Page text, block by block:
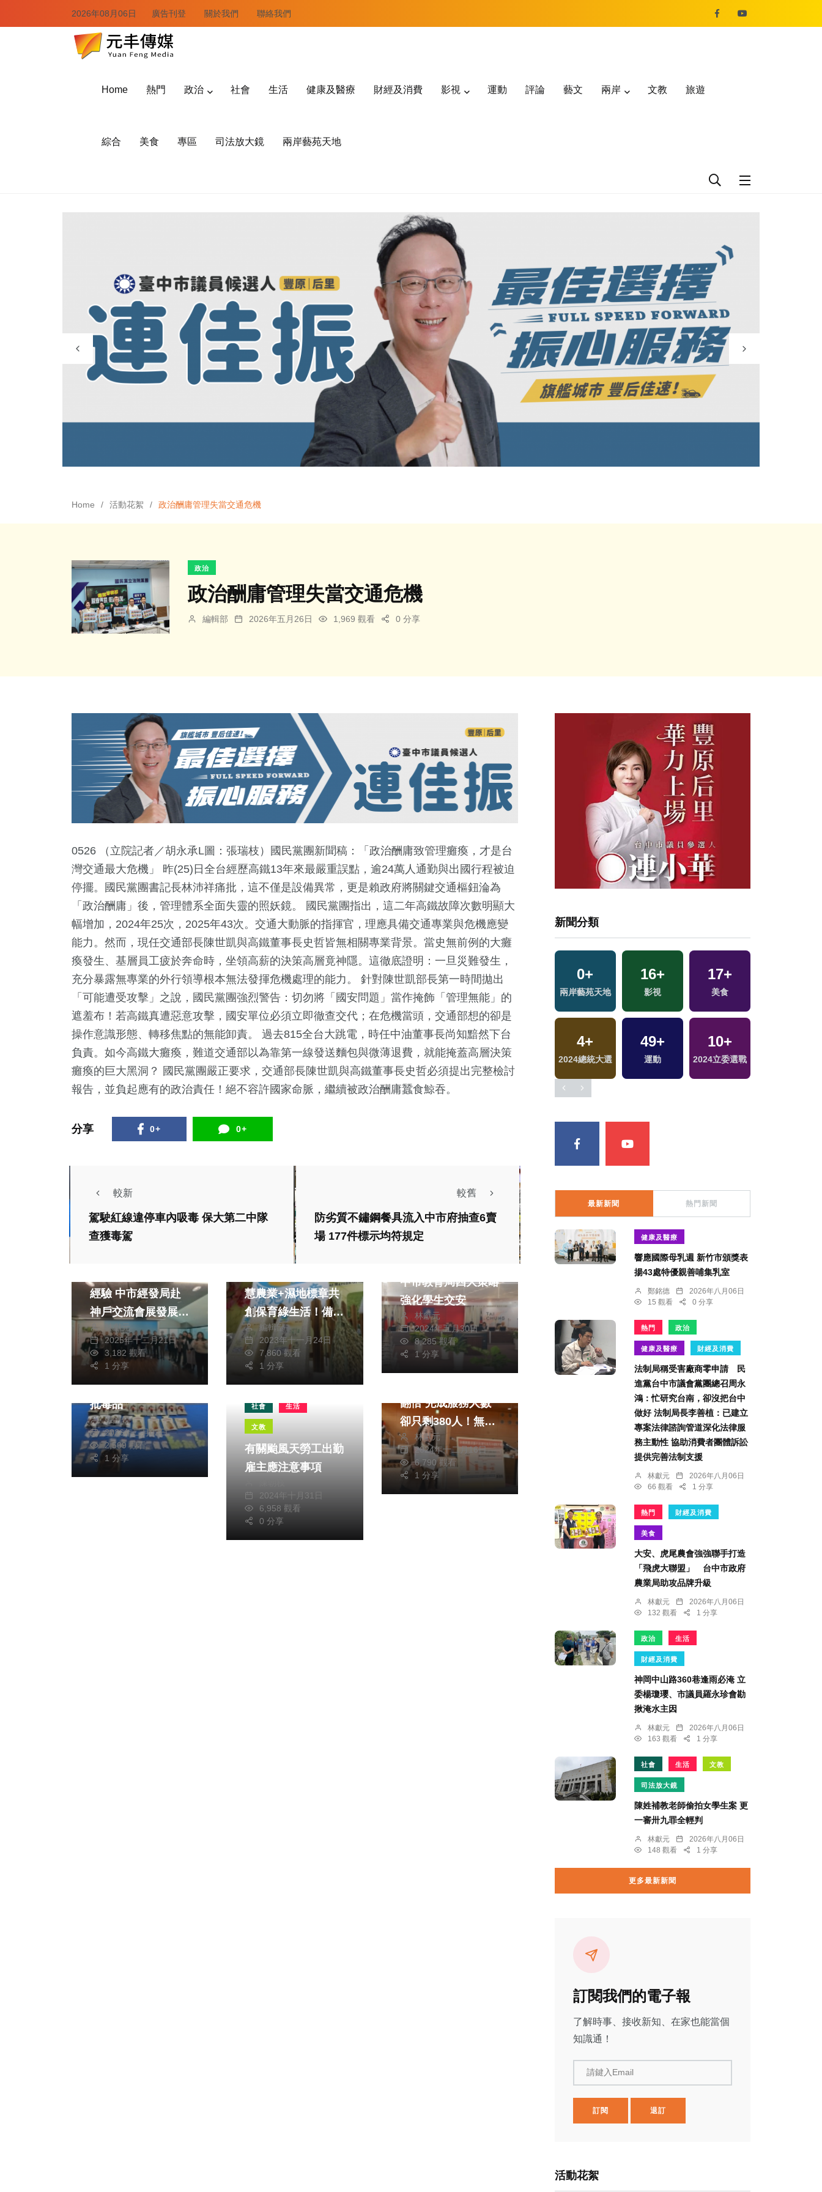
2026年08月06日 廣告刊登 關於我們 聯絡我們
Home 熱門 政治 社會 生活 健康及醫療 財經及消費 影視 運動 評論 藝文 兩岸 文教 旅遊
綜合 美食 專區 司法放大鏡 兩岸藝苑天地
Home 活動花絮 政治酬庸管理失當交通危機
政治
政治酬庸管理失當交通危機
編輯部 2026年五月26日 1,969 觀看 0 分享
0526 （立院記者／胡永承L圖：張瑞枝）國民黨團新聞稿：「政治酬庸致管理癱瘓，才是台
灣交通最大危機」 昨(25)日全台經歷高鐵13年來最嚴重誤點，逾24萬人通勤與出國行程被迫
停擺。國民黨團書記長林沛祥痛批，這不僅是設備異常，更是賴政府將關鍵交通樞鈕淪為
「政治酬庸」後，管理體系全面失靈的照妖鏡。 國民黨團指出，這二年高鐵故障次數明顯大
幅增加，2024年25次，2025年43次。交通大動脈的指揮官，理應具備交通專業與危機應變
能力。然而，現任交通部長陳世凱與高鐵董事長史哲皆無相關專業背景。當史無前例的大癱
瘓發生、基層員工疲於奔命時，坐領高薪的決策高層竟神隱。這徹底證明：一旦災難發生，
充分暴露無專業的外行領導根本無法發揮危機處理的能力。 針對陳世凱部長第一時間拋出
「可能遭受攻擊」之說，國民黨團強烈警告：切勿將「國安問題」當作掩飾「管理無能」的
遮羞布！若高鐵真遭惡意攻擊，國安單位必須立即徹查交代；在危機當頭，交通部想的卻是
操作意識形態、轉移焦點的無能卸責。 過去815全台大跳電，時任中油董事長尚知黯然下台
負責。如今高鐵大癱瘓，難道交通部以為靠第一線發送麵包與微薄退費，就能掩蓋高層決策
癱瘓的巨大黑洞？ 國民黨團嚴正要求，交通部長陳世凱與高鐵董事長史哲必須提出完整檢討
報告，並負起應有的政治責任！絕不容許國家命脈，繼續被政治酬庸蠶食鯨吞。
分享 0+ 0+
較新
駕駛紅線違停車內吸毒 保大第二中隊
查獲毒駕
較舊
防劣質不鏽鋼餐具流入中市府抽查6賣
場 177件標示均符規定
經驗 中市經發局赴
神戶交流會展發展模
式
林獻元
2025年十二月21日
3,182 觀看
1 分享
財經及消費
慧農業+濕地標章共
創保育綠生活！備受
各界好評
編輯部
2023年十一月24日
7,860 觀看
1 分享
中市教育局四大策略
強化學生交安
林獻元
2024年五月30日
8,285 觀看
1 分享
社會
男駕車未繫安全帶被
攔 保大幹員查獲大
批毒品
張皓傑
2026年二月02日
2,509 觀看
1 分享
社會 生活
文教
有關颱風天勞工出勤
雇主應注意事項
2024年十月31日
6,958 觀看
0 分享
政治 生活
翻倍 完成服務人數
卻只剩380人！無黨
臺中市議員議員吳佩
芸直批錢不知道花去
哪 中市社會局：擴
大補助弱勢產婦使用
林獻元
2024年十二月16日
6,790 觀看
1 分享
新聞分類
165+ 3+
海峽論壇專區
4+
評論
119+
財經及消費
83+
熱門
+
2023金鐘獎
2+
綜藝
329+
社會
5+
司法放大鏡
2+
演唱會
168+
健康及醫療
482
0+
兩岸藝苑天地
16+
影視
17+
美食
4+
2024總統大選
49+
運動
10+
2024立委選戰
最新新聞 熱門新聞
健康及醫療
響應國際母乳週 新竹市頒獎表
揚43處特優親善哺集乳室
鄭銘德
2026年八月06日
15 觀看
0 分享
熱門 政治
健康及醫療 財經及消費
法制局稱受害廠商零申請 民
進黨台中市議會黨團總召周永
鴻：忙研究台南，卻沒把台中
做好 法制局長李善植：已建立
專案法律諮詢管道深化法律服
務主動性 協助消費者團體訴訟
提供完善法制支援
林獻元
2026年八月06日
66 觀看
1 分享
熱門 財經及消費
美食
大安、虎尾農會強強聯手打造
「飛虎大聯盟」 台中市政府
農業局助攻品牌升級
林獻元
2026年八月06日
132 觀看
1 分享
政治 生活
財經及消費
神岡中山路360巷逢雨必淹 立
委楊瓊瓔、市議員羅永珍會勘
揪淹水主因
林獻元
2026年八月06日
163 觀看
1 分享
社會 生活 文教
司法放大鏡
陳姓補教老師偷拍女學生案 更
一審卅九罪全輕判
林獻元
2026年八月06日
148 觀看
1 分享
更多最新新聞
訂閱我們的電子報
了解時事、接收新知、在家也能當個
知識通！
請鍵入Email
訂閱 退訂
活動花絮